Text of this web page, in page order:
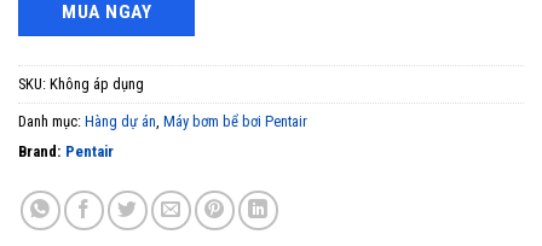
MUA NGAY
SKU: Không áp dụng
Danh mục: Hàng dự án Máy bơm bể bơi Pentair
Brand: Pentair